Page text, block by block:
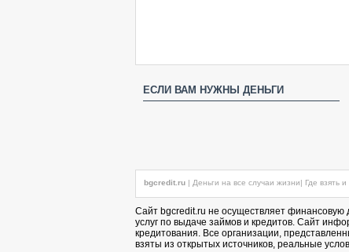
ЕСЛИ ВАМ НУЖНЫ ДЕНЬГИ
bgcredit.ru | Деньги на все случаи жизни| Где взять
Сайт bgcredit.ru не осуществляет финансовую
услуг по выдаче займов и кредитов. Сайт
кредитования. Все организации,
взяты из открытых источников, реальные